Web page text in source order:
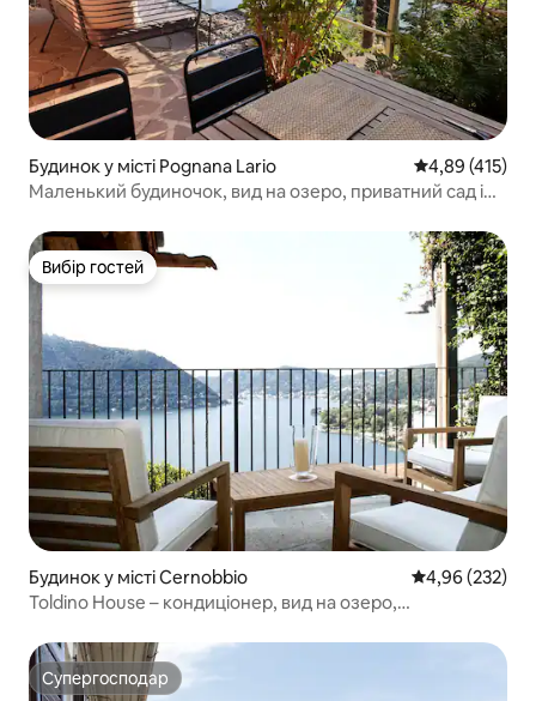
Будинок у місті Pognana Lario Середня
4,89 (415)
Маленький будиночок, вид на озеро, приватний сад і
Вибір гостей
Вибір гостей
Будинок у місті Cernobbio Середня
4,96 (232)
Toldino House – кондиціонер, вид на озеро,
Супергосподар
Супергосподар